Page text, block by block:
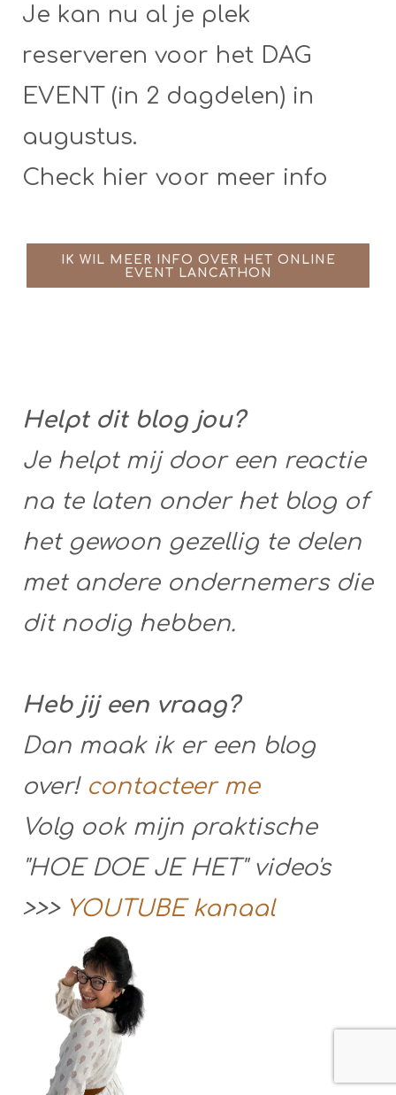
Je kan nu al je plek
reserveren voor het DAG
EVENT (in 2 dagdelen) in
augustus.
Check hier voor meer info
IK WIL MEER INFO OVER HET ONLINE
EVENT LANCATHON
Helpt dit blog jou?
Je helpt mij door een reactie
na te laten onder het blog of
het gewoon gezellig te delen
met andere ondernemers die
dit nodig hebben.
Heb jij een vraag?
Dan maak ik er een blog
over! contacteer me
Volg ook mijn praktische
"HOE DOE JE HET" video's
>>> YOUTUBE kanaal